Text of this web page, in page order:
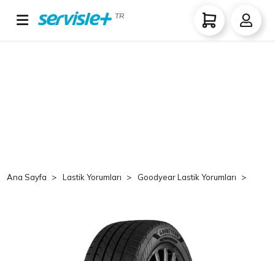
TR
Ana Sayfa Lastik Yorumları Goodyear Lastik Yorumları